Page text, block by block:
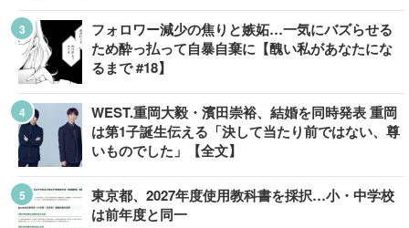
フォロワー減少の焦りと嫉妬…一気にバズらせる
ため酔っ払って自暴自棄に【醜い私があなたにな
るまで #18】
WEST.重岡大毅・濱田崇裕、結婚を同時発表 重岡
は第1子誕生伝える「決して当たり前ではない、尊
いものでした」【全文】
東京都、2027年度使用教科書を採択…小・中学校
は前年度と同一